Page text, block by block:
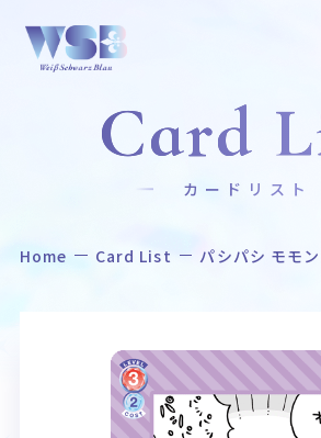
Home
作品タイトル 商品情
Event
Card
カードリスト
Home Card List パシパシ モモ